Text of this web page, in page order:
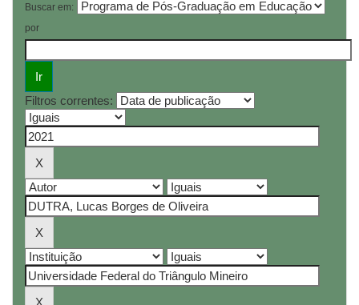
Buscar em:
por
Filtros correntes: